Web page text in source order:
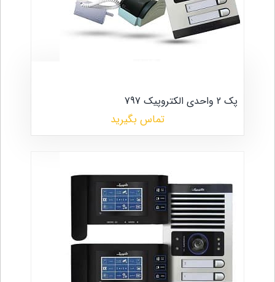
پک 2 واحدی الکتروپیک 797
تماس بگیرید